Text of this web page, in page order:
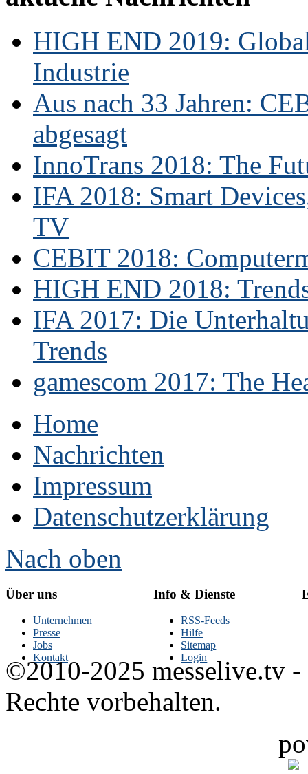
HIGH END 2019:
Industrie
Aus nach 33 Jahren:
abgesagt
InnoTrans 2018: The
IFA 2018: Smart
TV
CEBIT 2018:
HIGH END 2018:
IFA 2017: Die
Trends
gamescom 2017: The
Home
Nachrichten
Impressum
Datenschutzerklärung
Nach oben
Über uns
Unternehmen
Presse
Jobs
Kontakt
Info & Dienste
RSS-Feeds
Hilfe
Sitemap
Login
©2010-2025 messelive.tv -
Rechte vorbehalten.